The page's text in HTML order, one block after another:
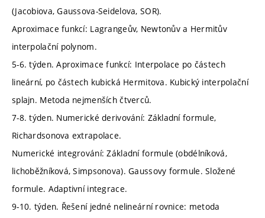
(Jacobiova, Gaussova-Seidelova, SOR).
Aproximace funkcí: Lagrangeův, Newtonův a Hermitův
interpolační polynom.
5-6. týden. Aproximace funkcí: Interpolace po částech
lineární, po částech kubická Hermitova. Kubický interpolační
splajn. Metoda nejmenších čtverců.
7-8. týden. Numerické derivování: Základní formule,
Richardsonova extrapolace.
Numerické integrování: Základní formule (obdélníková,
lichoběžníková, Simpsonova). Gaussovy formule. Složené
formule. Adaptivní integrace.
9-10. týden. Řešení jedné nelineární rovnice: metoda